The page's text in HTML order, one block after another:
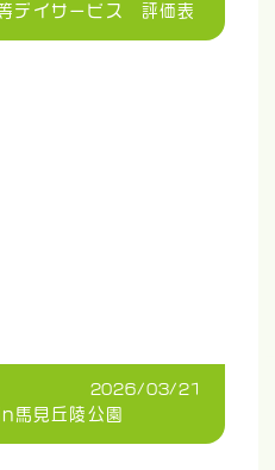
デイサービス 評価表
2026/03/21
馬見丘陵公園